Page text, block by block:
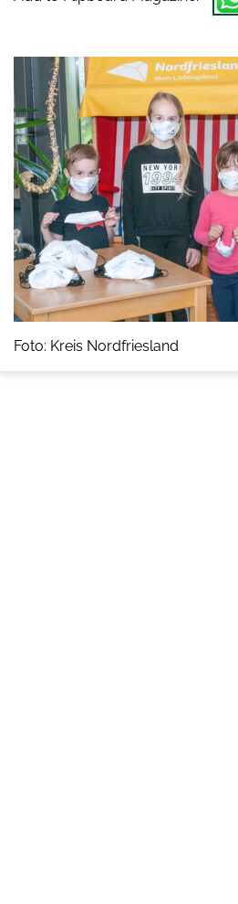
Foto: Kreis Nordfriesland